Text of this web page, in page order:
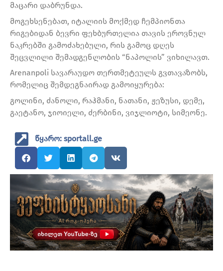
მაცარი დაბრუნდა.
მოგეხსენებათ, იტალიის მოქმედ ჩემპიონთა
რიგებიდან ბევრი ფეხბურთელია თავის ეროვნულ
ნაკრებში გამოძახებული, რის გამოც დღეს
შეცვლილი შემადგენლობის “ნაპოლის” ვიხილავთ.
Arenanpoli სავარაუდო თერთმეტეულს გვთავაზობს,
რომელიც შემდეგნაირად გამოიყურება:
გოლინი, ძანოლი, რაჰმანი, ნათანი, ჟეზუსი, დემე,
გაეტანო, ჯიოიელი, ძერბინი, ვიჯლიოტი, სიმეონე.
წყარო: sportall.ge